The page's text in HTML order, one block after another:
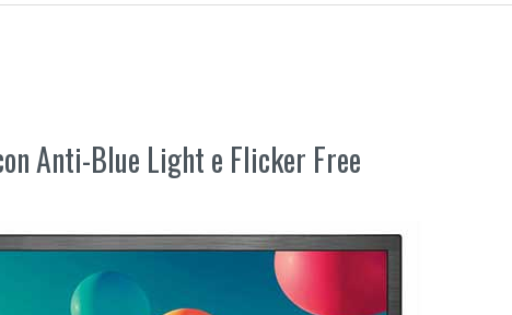
Anti-Blue Light e Flicker Free